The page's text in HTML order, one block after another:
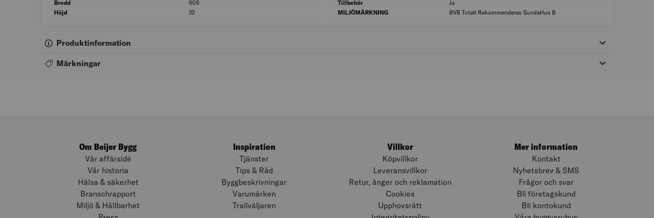
Bredd
605
Bredd: 605
Höjd
22 Höjd: 22
Tillbehör
Ja
MILJÖMÄRKNING
BVB Totalt Rekommenderas SundaHus B
Produktinformation
Märkningar
Om Beijer Bygg
Vår affärsidé
Vår historia
Hälsa & säkerhet
Branschrapport
Miljö & Hållbarhet
Inspiration
Tjänster
Tips & Råd
Byggbeskrivningar
Varumärken
Trallväljaren
Villkor
Köpvillkor
Leveransvillkor
Retur, ånger och reklamation
Cookies
Upphovsrätt
Mer information
Kontakt
Nyhetsbrev & SMS
Frågor och svar
Bli företagskund
Bli kontokund